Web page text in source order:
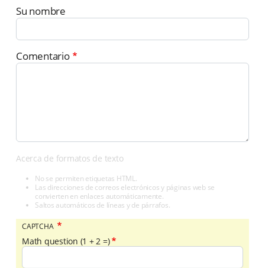
Su nombre
Comentario
Acerca de formatos de texto
No se permiten etiquetas HTML.
Las direcciones de correos electrónicos y páginas web se
convierten en enlaces automáticamente.
Saltos automáticos de líneas y de párrafos.
CAPTCHA
Math question (1 + 2 =)